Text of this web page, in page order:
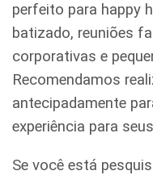
perfeito para happy
batizado, reuniões
corporativas e
Recomendamos
antecipadamente
experiência para
Se você está